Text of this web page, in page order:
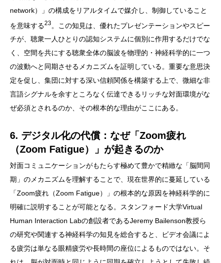
network）」の構成をリアルタイムで媒介し、制御していること
を意味する23。この知見は、優れたプレゼンテーションやスピー
チが、聴衆一人ひとりの認知システムに個別に作用するだけでな
く、空間を共にする聴衆全体の脳波を物理的・神経科学的に一つ
の波動へと同期させるメカニズムを証明している。重要な意思決
定を促し、集団に対する深い信頼関係を構築する上で、微細な非
言語シグナルを余すところなく伝達できるリッチな対面環境がな
ぜ必須とされるのか、その根本的な理由がここにある。
6. デジタル化の代償：なぜ「Zoom疲れ
（Zoom Fatigue）」が起きるのか
対面コミュニケーションがもたらす極めて豊かで精緻な「脳間同
期」のメカニズムを理解することで、現在世界的に蔓延している
「Zoom疲れ（Zoom Fatigue）」の根本的な原因を神経科学的に
明確に説明することが可能となる。スタンフォード大学Virtual
Human Interaction Labの創設者であるJeremy Bailenson教授ら
の研究や関連する神経科学の知見を総合すると、ビデオ会議によ
る疲労は単なる眼精疲労や長時間の座位によるものではない。そ